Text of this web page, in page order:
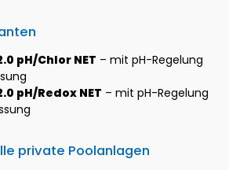
pH/Chlor NET – mit pH-Regelung
pH/Redox NET – mit pH-Regelung
private Poolanlagen